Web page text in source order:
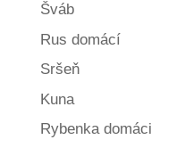
Šváb
Rus domácí
Sršeň
Kuna
Rybenka domáci